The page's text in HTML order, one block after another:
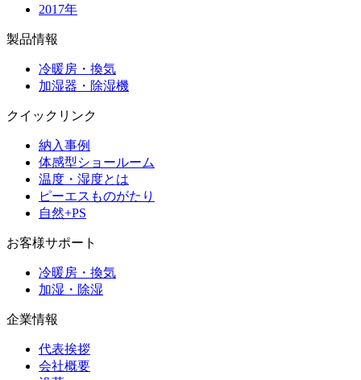
2017年
製品情報
冷暖房・換気
加湿器・除湿機
クイックリンク
納入事例
体感型ショールーム
温度・湿度とは
ピーエスものがたり
自然+PS
お客様サポート
冷暖房・換気
加湿・除湿
企業情報
代表挨拶
会社概要